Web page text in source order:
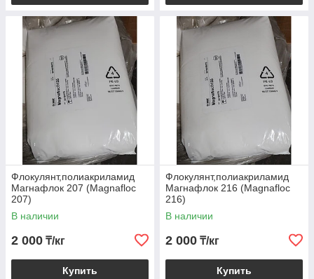
Флокулянт,полиакриламид
Магнафлок 207 (Magnafloc
207)
В наличии
2 000 ₸/кг
Купить
Флокулянт,полиакриламид
Магнафлок 216 (Magnafloc
216)
В наличии
2 000 ₸/кг
Купить